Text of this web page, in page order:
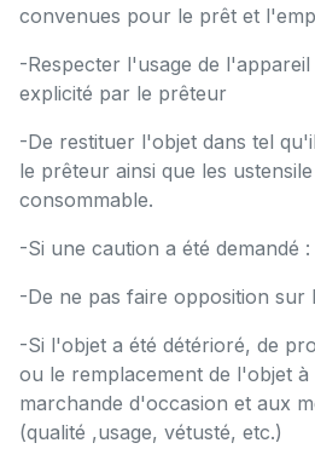
convenues pour le prêt et
-Respecter l'usage de
explicité par le prêteur
-De restituer l'objet dans tel
le prêteur ainsi que les
consommable.
-Si une caution a été demandé :
-De ne pas faire opposition sur
-Si l'objet a été détérioré, de
ou le remplacement de l'objet à
marchande d'occasion et aux
(qualité ,usage, vétusté, etc.)